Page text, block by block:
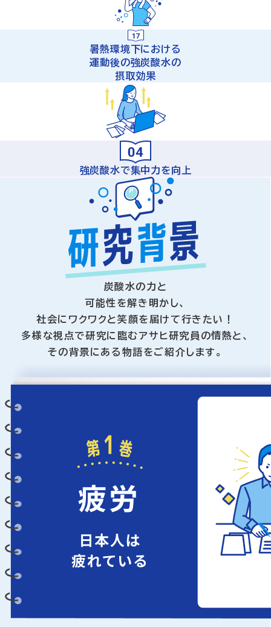
暑熱環境下における
運動後の強炭酸水の
摂取効果
強炭酸水で集中力を向上
炭酸水の力と
可能性を解き明かし、​
社会にワクワクと笑顔を届けて行きたい！
多様な視点で研究に臨むアサヒ研究員の情熱と、
その背景にある物語をご紹介します。